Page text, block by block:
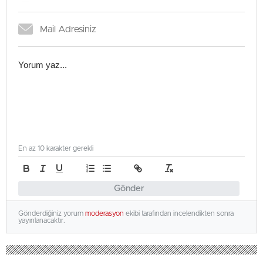
Gönder
En az 10 karakter gerekli
Gönderdiğiniz yorum moderasyon ekibi tarafından incelendikten sonra
yayınlanacaktır.